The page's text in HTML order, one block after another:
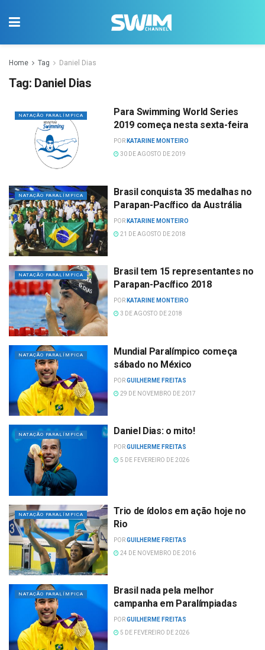
Home Tag Daniel Dias
Tag: Daniel Dias
NATAÇÃO PARALÍMPICA
Para Swimming World Series
2019 começa nesta sexta-feira
POR KATARINE MONTEIRO
30 DE AGOSTO DE 2019
NATAÇÃO PARALÍMPICA
Brasil conquista 35 medalhas no
Parapan-Pacífico da Austrália
POR KATARINE MONTEIRO
21 DE AGOSTO DE 2018
NATAÇÃO PARALÍMPICA
Brasil tem 15 representantes no
Parapan-Pacífico 2018
POR KATARINE MONTEIRO
3 DE AGOSTO DE 2018
NATAÇÃO PARALÍMPICA
Mundial Paralímpico começa
sábado no México
PORGUILHERME FREITAS
29 DE NOVEMBRO DE 2017
NATAÇÃO PARALÍMPICA Daniel Dias: o mito!
PORGUILHERME FREITAS
5 DE FEVEREIRO DE 2026
NATAÇÃO PARALÍMPICA
Trio de ídolos em ação hoje no
Rio
PORGUILHERME FREITAS
24 DE NOVEMBRO DE 2016
NATAÇÃO PARALÍMPICA
Brasil nada pela melhor
campanha em Paralímpiadas
PORGUILHERME FREITAS
5 DE FEVEREIRO DE 2026